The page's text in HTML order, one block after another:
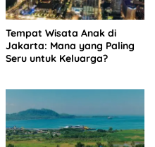
Tempat Wisata Anak di
Jakarta: Mana yang Paling
Seru untuk Keluarga?